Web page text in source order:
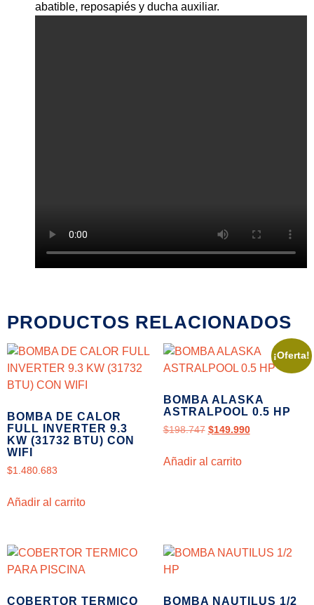
abatible, reposapiés y ducha auxiliar.
PRODUCTOS RELACIONADOS
BOMBA DE CALOR
FULL INVERTER 9.3
KW (31732 BTU) CON
WIFI
$1.480.683
Añadir al carrito
¡Oferta!
BOMBA ALASKA
ASTRALPOOL 0.5 HP
$198.747 $149.990
Añadir al carrito
COBERTOR TERMICO BOMBA NAUTILUS 1/2